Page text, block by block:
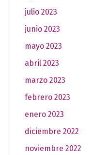
julio 2023
junio 2023
mayo 2023
abril 2023
marzo 2023
febrero 2023
enero 2023
diciembre 2022
noviembre 2022